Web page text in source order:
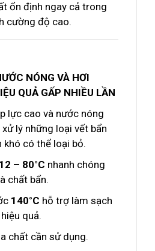
ổn định ngay cả trong
cường độ cao.
NÓNG VÀ HƠI
QUẢ GẤP NHIỀU LẦN
lực cao và nước nóng
lý những loại vết bẩn
khó có thể loại bỏ.
12 – 80°C nhanh chóng
chất bẩn.
140°C hỗ trợ làm sạch
quả.
chất cần sử dụng.